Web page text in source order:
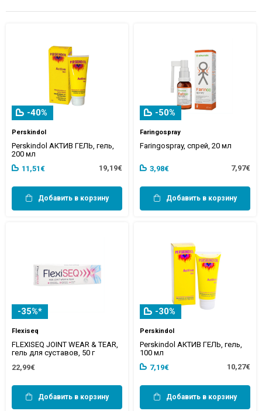
-40%
Perskindol
Perskindol АКТИВ ГЕЛЬ, гель,
200 мл
11,51€
19,19€
Добавить в корзину
-50%
Faringospray
Faringospray, спрей, 20 мл
3,98€ 7,97€
Добавить в корзину
-35%*
Flexiseq
FLEXISEQ JOINT WEAR & TEAR,
гель для суставов, 50 г
22,99€
Добавить в корзину
-30%
Perskindol
Perskindol АКТИВ ГЕЛЬ, гель,
100 мл
7,19€
10,27€
Добавить в корзину